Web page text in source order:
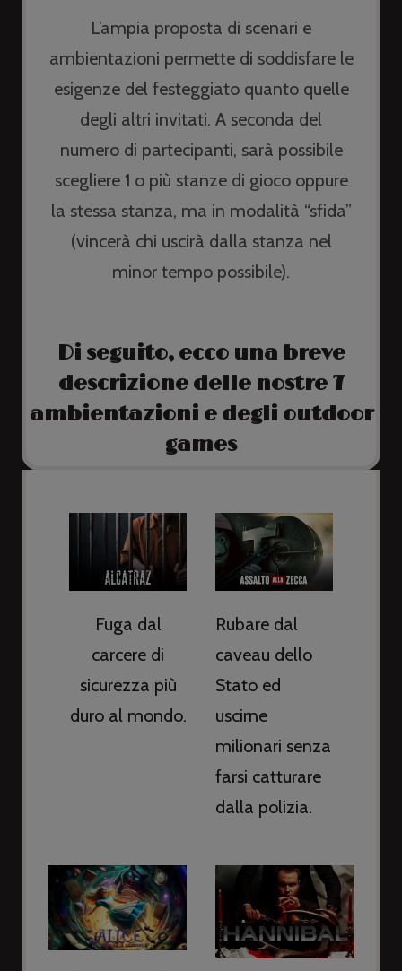
L’ampia proposta di scenari e
ambientazioni permette di soddisfare le
esigenze del festeggiato quanto quelle
degli altri invitati. A seconda del
numero di partecipanti, sarà possibile
scegliere 1 o più stanze di gioco oppure
la stessa stanza, ma in modalità “sfida”
(vincerà chi uscirà dalla stanza nel
minor tempo possibile).
Di seguito, ecco una breve
descrizione delle nostre 7
ambientazioni e degli outdoor
games
Fuga dal
carcere di
sicurezza più
duro al mondo.
Rubare dal
caveau dello
Stato ed
uscirne
milionari senza
farsi catturare
dalla polizia.